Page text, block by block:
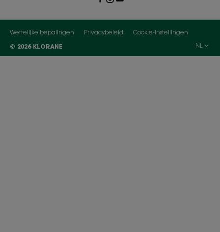
Wettelijke bepalingen Privacybeleid
Cookie-instellingen
© 2026 KLORANE
NL